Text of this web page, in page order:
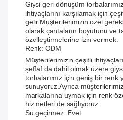
Giysi geri dönüşüm
ihtiyaçlarını karşılamak için
gelir.Müşterilerimizin özel
olarak çantaların boyutunu ve
özelleştirmelerine izin vermek.
Renk: ODM
Müşterilerimizin çeşitli
şeffaf da dahil olmak üzere
torbalarımız için geniş bir renk
sunuyoruz.Ayrıca
markalarına uymak için renk
hizmetleri de sağlıyoruz.
Su geçirmez: Evet